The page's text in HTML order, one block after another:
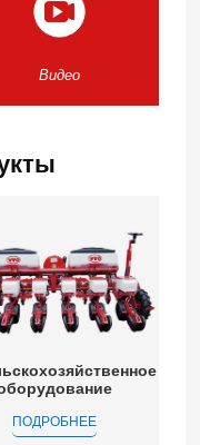
Видео
ПОДРОБНЕЕ